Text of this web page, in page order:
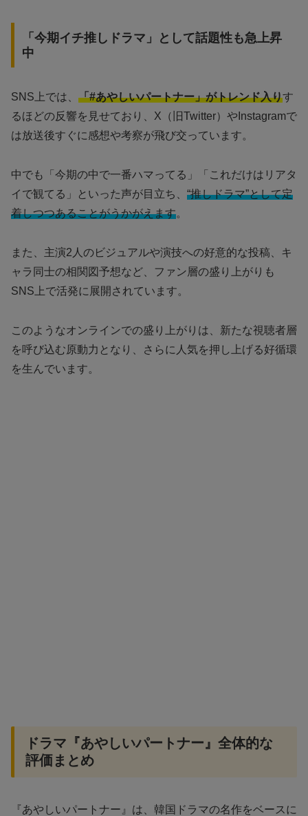
「今期イチ推しドラマ」として話題性も急上昇
中
SNS上では、 「#あやしいパートナー」がトレンド入りす
るほどの反響を見せており、X（旧Twitter）やInstagramで
は放送後すぐに感想や考察が飛び交っています。
中でも「今期の中で一番ハマってる」「これだけはリアタ
イで観てる」といった声が目立ち、 “推しドラマ”として定
着しつつあることがうかがえます。
また、主演2人のビジュアルや演技への好意的な投稿、キ
ャラ同士の相関図予想など、ファン層の盛り上がりも
SNS上で活発に展開されています。
このようなオンラインでの盛り上がりは、新たな視聴者層
を呼び込む原動力となり、さらに人気を押し上げる好循環
を生んでいます。
ドラマ『あやしいパートナー』全体的な
評価まとめ
『あやしいパートナー』は、韓国ドラマの名作をベースに